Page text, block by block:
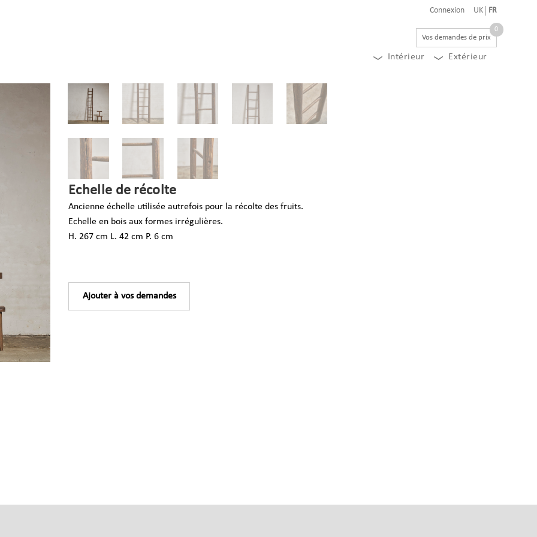
Connexion UK FR
Intérieur Extérieur
Vos demandes de prix
0
Echelle de récolte
Ancienne échelle utilisée autrefois pour la récolte des fruits.
Echelle en bois aux formes irrégulières.
H. 267 cm L. 42 cm P. 6 cm
Ajouter à vos demandes